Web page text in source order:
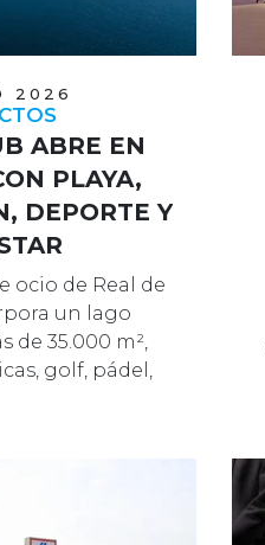
2026
ABRE EN
PLAYA,
DEPORTE Y
ocio de Real de
un lago
de 35.000 m²,
golf, pádel,